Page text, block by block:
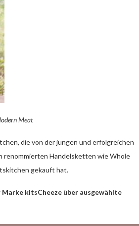
Meat
die von der jungen und erfolgreichen
renommierten Handelsketten wie Whole
gekauft hat.
kitsCheeze über ausgewählte